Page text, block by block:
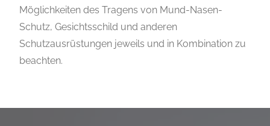
Möglichkeiten des Tragens von Mund-Nasen-
Schutz, Gesichtsschild und anderen
Schutzausrüstungen jeweils und in Kombination zu
beachten.